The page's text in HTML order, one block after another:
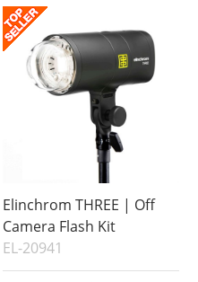
Elinchrom THREE | Off
Camera Flash Kit
EL-20941